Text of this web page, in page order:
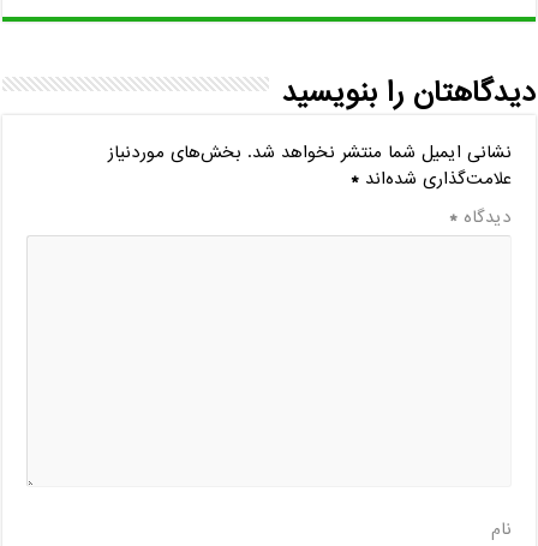
دیدگاهتان را بنویسید
نشانی ایمیل شما منتشر نخواهد شد. بخش‌های موردنیاز
علامت‌گذاری شده‌اند*
دیدگاه*
نام